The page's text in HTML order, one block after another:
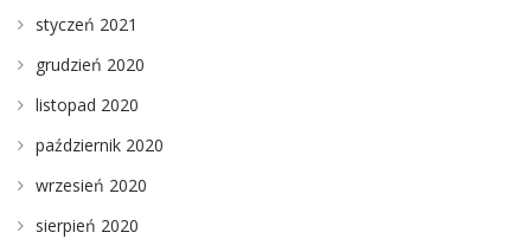
styczeń 2021
grudzień 2020
listopad 2020
październik 2020
wrzesień 2020
sierpień 2020